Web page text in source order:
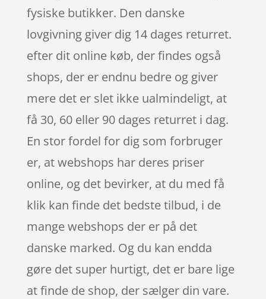
fysiske butikker. Den danske
lovgivning giver dig 14 dages returret.
efter dit online køb, der findes også
shops, der er endnu bedre og giver
mere det er slet ikke ualmindeligt, at
få 30, 60 eller 90 dages returret i dag.
En stor fordel for dig som forbruger
er, at webshops har deres priser
online, og det bevirker, at du med få
klik kan finde det bedste tilbud, i de
mange webshops der er på det
danske marked. Og du kan endda
gøre det super hurtigt, det er bare lige
at finde de shop, der sælger din vare.